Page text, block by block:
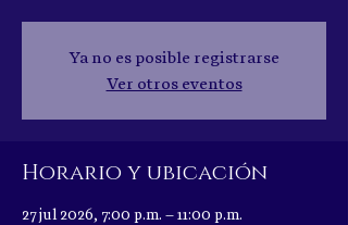
Ya no es posible registrarse
Ver otros eventos
Horario y ubicación
27 jul 2026, 7:00 p.m. – 11:00 p.m.